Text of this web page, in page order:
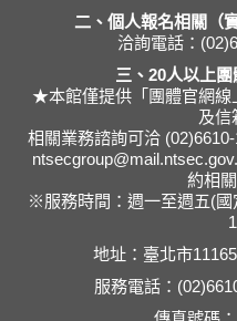
二、個人報名相關（
洽詢電話：
三、20人以上
★本館僅提供「團體官網線
及信
相關業務諮詢可洽
約相
※服務時間：週一至週五(國
地址：臺北市
服務電話：